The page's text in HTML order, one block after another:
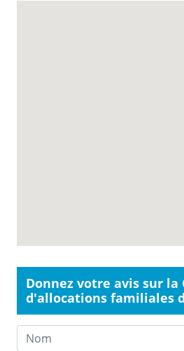
Donnez votre avis sur la
d'allocations familiales